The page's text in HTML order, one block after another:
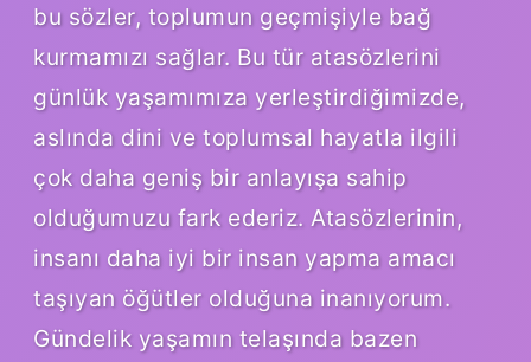
bu sözler, toplumun geçmişiyle bağ
kurmamızı sağlar. Bu tür atasözlerini
günlük yaşamımıza yerleştirdiğimizde,
aslında dini ve toplumsal hayatla ilgili
çok daha geniş bir anlayışa sahip
olduğumuzu fark ederiz. Atasözlerinin,
insanı daha iyi bir insan yapma amacı
taşıyan öğütler olduğuna inanıyorum.
Gündelik yaşamın telaşında bazen